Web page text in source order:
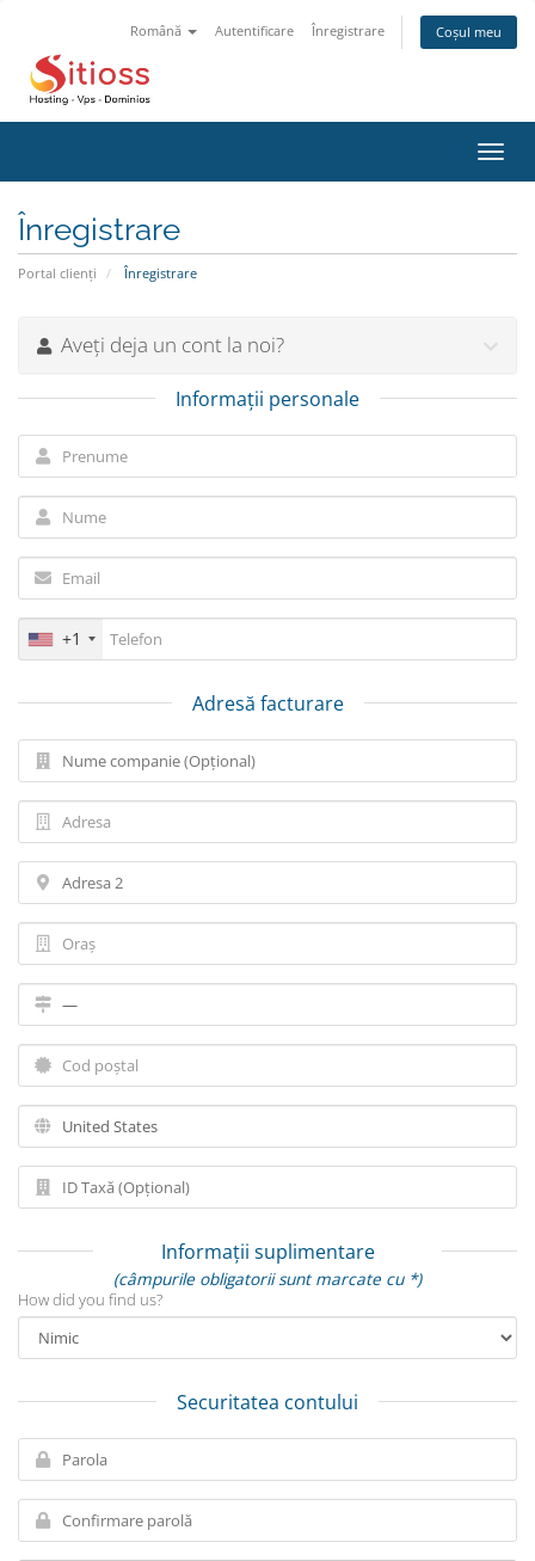
Română Autentificare Înregistrare Coșul meu
Înregistrare
Portal clienți Înregistrare
Aveți deja un cont la noi?
Informații personale
+1
Adresă facturare
Informații suplimentare
(câmpurile obligatorii sunt marcate cu *)
How did you find us?
Securitatea contului